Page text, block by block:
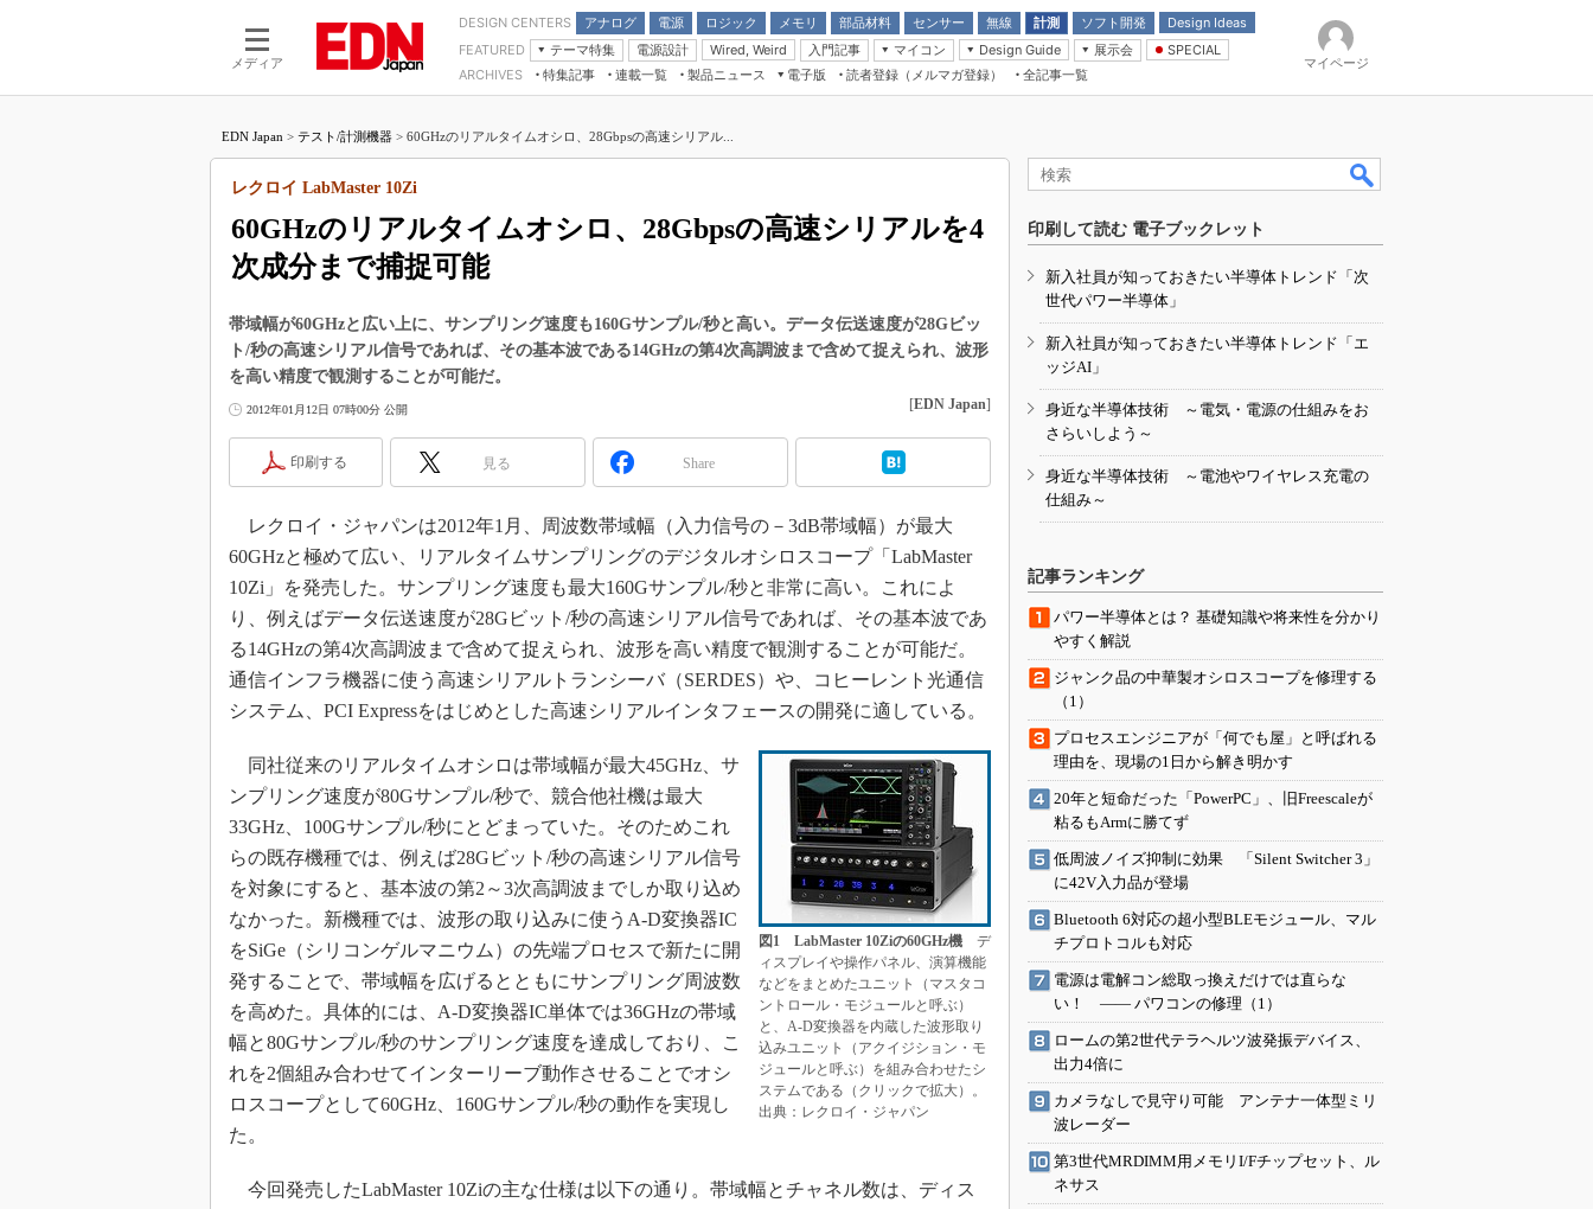
メディア
DESIGN CENTERS アナログ
電源
モーター
ロジック
LSI
メモリ
部品材料
受動部品
センサー 無線 計測 ソフト開発
Design Ideas
アナログ機能回路
計測とテスト
Wired, Weird
FEATURED
テーマ特集
つながるクルマ
エレクトロニクス入門
5G（EE Times Japan）
製品解剖（EE Times Japan）
電源設計 Wired, Weird
入門記事
モーター入門
マイコン
マイコン講座
Design Guide
計測機器
展示会
CEATEC
組込み/エッジコンピューティング展
人とくるま展
SPECIAL
Microchip情報
ARCHIVES 特集記事
連載一覧
マイクロプロセッサ懐古録
用講座
たった2つの式で始めるDC/DCコン
バーターの設計
DC-DCコンバーター活用講座
Wired, Weird
マイコン講座
記録計／データロガーの基礎知識
ズ編
めざせ高効率！ モーター駆動入門講
Bluetooth mesh入門
「SPICEの仕組みとその活用設計」
最新記事一覧
計測器メーカーから見た5G
う変わる？
IoT時代の無線規格を知る【Thread
編】
IoT時代の無線規格を知る【Z-Wave
編】
製品ニュース
電子版
電子ブックレット
読者登録（メルマガ登録） 全記事一覧
マイページ
EDN Japan > テスト/計測機器 > 60GHzのリアルタイムオシロ、28Gbpsの高速シリアル...
60GHzのリアルタイムオシロ、28Gbpsの高速シリアルを4
次成分まで捕捉可能
レクロイ LabMaster 10Zi
帯域幅が60GHzと広い上に、サンプリング速度も160Gサンプル/秒と高い。データ伝送速度が28Gビッ
ト/秒の高速シリアル信号であれば、その基本波である14GHzの第4次高調波まで含めて捉えられ、波形
を高い精度で観測することが可能だ。
2012年01月12日 07時00分 公開 [EDN Japan]
印刷する 見る Share
レクロイ・ジャパンは2012年1月、周波数帯域幅（入力信号の－3dB帯域幅）が最大
60GHzと極めて広い、リアルタイムサンプリングのデジタルオシロスコープ「LabMaster
10Zi」を発売した。サンプリング速度も最大160Gサンプル/秒と非常に高い。これによ
り、例えばデータ伝送速度が28Gビット/秒の高速シリアル信号であれば、その基本波であ
る14GHzの第4次高調波まで含めて捉えられ、波形を高い精度で観測することが可能だ。
通信インフラ機器に使う高速シリアルトランシーバ（SERDES）や、コヒーレント光通信
システム、PCI Expressをはじめとした高速シリアルインタフェースの開発に適している。
図1 LabMaster 10Ziの60GHz機 デ
ィスプレイや操作パネル、演算機能
などをまとめたユニット（マスタコ
ントロール・モジュールと呼ぶ）
と、A-D変換器を内蔵した波形取り
込みユニット（アクイジション・モ
ジュールと呼ぶ）を組み合わせたシ
ステムである（クリックで拡大）。
出典：レクロイ・ジャパン
同社従来のリアルタイムオシロは帯域幅が最大45GHz、サ
ンプリング速度が80Gサンプル/秒で、競合他社機は最大
33GHz、100Gサンプル/秒にとどまっていた。そのためこれ
らの既存機種では、例えば28Gビット/秒の高速シリアル信号
を対象にすると、基本波の第2～3次高調波までしか取り込め
なかった。新機種では、波形の取り込みに使うA-D変換器IC
をSiGe（シリコンゲルマニウム）の先端プロセスで新たに開
発することで、帯域幅を広げるとともにサンプリング周波数
を高めた。具体的には、A-D変換器IC単体では36GHzの帯域
幅と80Gサンプル/秒のサンプリング速度を達成しており、こ
れを2個組み合わせてインターリーブ動作させることでオシ
ロスコープとして60GHz、160Gサンプル/秒の動作を実現し
た。
今回発売したLabMaster 10Ziの主な仕様は以下の通り。帯域幅とチャネル数は、ディス
印刷して読む 電子ブックレット
新入社員が知っておきたい半導体トレンド「次
世代パワー半導体」
新入社員が知っておきたい半導体トレンド「エ
ッジAI」
身近な半導体技術 ～電気・電源の仕組みをお
さらいしよう～
身近な半導体技術 ～電池やワイヤレス充電の
仕組み～
記事ランキング
パワー半導体とは？ 基礎知識や将来性を分かり
やすく解説
ジャンク品の中華製オシロスコープを修理する
（1）
プロセスエンジニアが「何でも屋」と呼ばれる
理由を、現場の1日から解き明かす
20年と短命だった「PowerPC」、旧Freescaleが
粘るもArmに勝てず
低周波ノイズ抑制に効果 「Silent Switcher 3」
に42V入力品が登場
Bluetooth 6対応の超小型BLEモジュール、マル
チプロトコルも対応
電源は電解コン総取っ換えだけでは直らな
い！ ―― パワコンの修理（1）
ロームの第2世代テラヘルツ波発振デバイス、
出力4倍に
カメラなしで見守り可能 アンテナ一体型ミリ
波レーダー
第3世代MRDIMM用メモリI/Fチップセット、ル
ネサス